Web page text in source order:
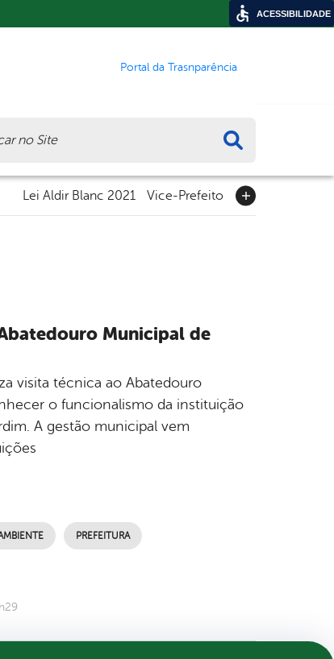
Portal da Trasnparência
Lei Aldir Blanc 2021 Vice-Prefeito
Municipal de
visita técnica ao Abatedouro
o funcionalismo da instituição
A gestão municipal vem
PREFEITURA
ACESSIBILIDADE